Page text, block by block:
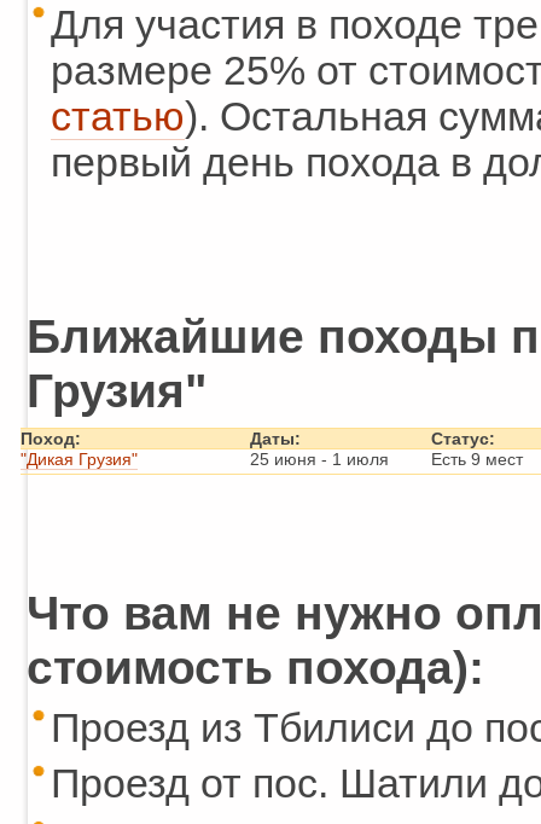
Для участия в походе
размере 25% от
статью). Остальная
первый день похода в
Ближайшие походы
Грузия"
Поход: Даты:
Статус:
"Дикая Грузия"
25 июня - 1 июля Есть 9 мест
Что вам не нужно
стоимость похода):
Проезд из Тбилиси до
Проезд от пос. Шатили